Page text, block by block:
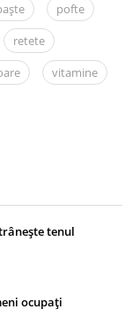
pofte
retete
vitamine
tenul
ocupați